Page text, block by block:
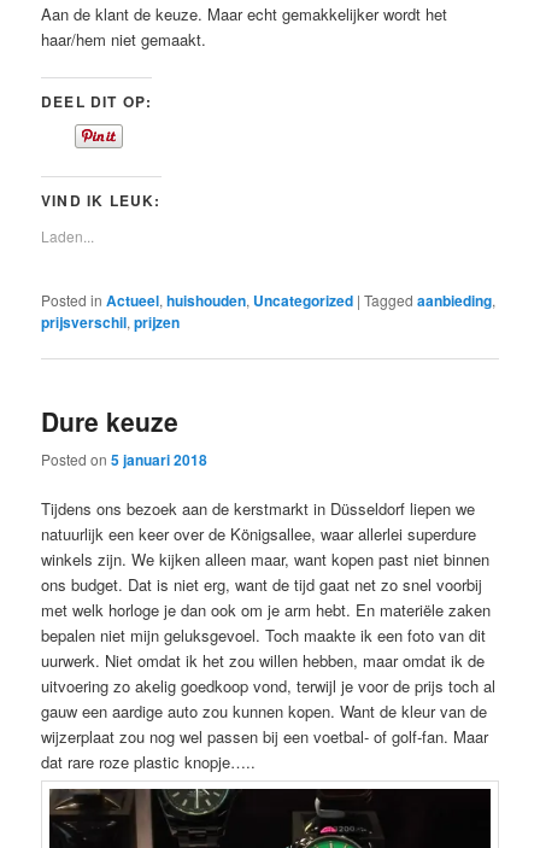
Aan de klant de keuze. Maar echt gemakkelijker wordt het
haar/hem niet gemaakt.
DEEL DIT OP:
VIND IK LEUK:
Laden...
Posted in Actueel,huishouden, Uncategorized |Tagged aanbieding,
prijsverschil,prijzen
Dure keuze
Posted on5 januari 2018
Tijdens ons bezoek aan de kerstmarkt in Düsseldorf liepen we
natuurlijk een keer over de Königsallee, waar allerlei superdure
winkels zijn. We kijken alleen maar, want kopen past niet binnen
ons budget. Dat is niet erg, want de tijd gaat net zo snel voorbij
met welk horloge je dan ook om je arm hebt. En materiële zaken
bepalen niet mijn geluksgevoel. Toch maakte ik een foto van dit
uurwerk. Niet omdat ik het zou willen hebben, maar omdat ik de
uitvoering zo akelig goedkoop vond, terwijl je voor de prijs toch al
gauw een aardige auto zou kunnen kopen. Want de kleur van de
wijzerplaat zou nog wel passen bij een voetbal- of golf-fan. Maar
dat rare roze plastic knopje…..